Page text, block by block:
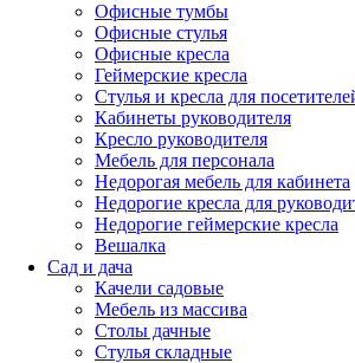
Офисные тумбы
Офисные стулья
Офисные кресла
Геймерские кресла
Стулья и кресла для
Кабинеты руководителя
Кресло руководителя
Мебель для персонала
Недорогая мебель для кабинета
Недорогие кресла для
Недорогие геймерские кресла
Вешалка
Сад и дача
Качели садовые
Мебель из массива
Столы дачные
Стулья складные